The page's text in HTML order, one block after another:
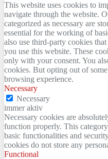
This website uses cookies to
navigate through the website.
categorized as necessary are
essential for the working of
also use third-party cookies
you use this website. These
only with your consent. You
cookies. But opting out of
browsing experience.
Necessary
Necessary
immer aktiv
Necessary cookies are
function properly. This
basic functionalities and
cookies do not store any
Functional